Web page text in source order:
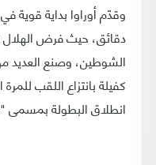
وقدّم أوراوا بداية قوية
دقائق، حيث فرض الهلال
الشوطين، وصنع العديد
كفيلة بانتزاع اللقب
انطلاق البطولة بمسمى